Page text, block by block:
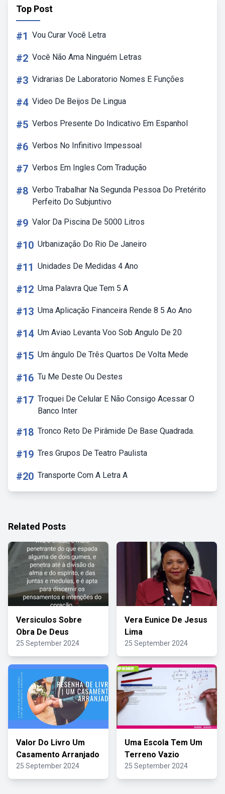
Top Post
#1 Vou Curar Você Letra
#2 Você Não Ama Ninguém Letras
#3 Vidrarias De Laboratorio Nomes E Funções
#4 Video De Beijos De Lingua
#5 Verbos Presente Do Indicativo Em Espanhol
#6 Verbos No Infinitivo Impessoal
#7 Verbos Em Ingles Com Tradução
#8 Verbo Trabalhar Na Segunda Pessoa Do Pretérito
Perfeito Do Subjuntivo
#9 Valor Da Piscina De 5000 Litros
#10 Urbanização Do Rio De Janeiro
#11 Unidades De Medidas 4 Ano
#12 Uma Palavra Que Tem 5 A
#13 Uma Aplicação Financeira Rende 8 5 Ao Ano
#14 Um Aviao Levanta Voo Sob Angulo De 20
#15 Um ângulo De Três Quartos De Volta Mede
#16 Tu Me Deste Ou Destes
#17 Troquei De Celular E Não Consigo Acessar O
Banco Inter
#18 Tronco Reto De Pirâmide De Base Quadrada.
#19 Tres Grupos De Teatro Paulista
#20 Transporte Com A Letra A
Related Posts
Versiculos Sobre
Obra De Deus
25 September 2024
Vera Eunice De Jesus
Lima
25 September 2024
Valor Do Livro Um
Casamento Arranjado
25 September 2024
Uma Escola Tem Um
Terreno Vazio
25 September 2024